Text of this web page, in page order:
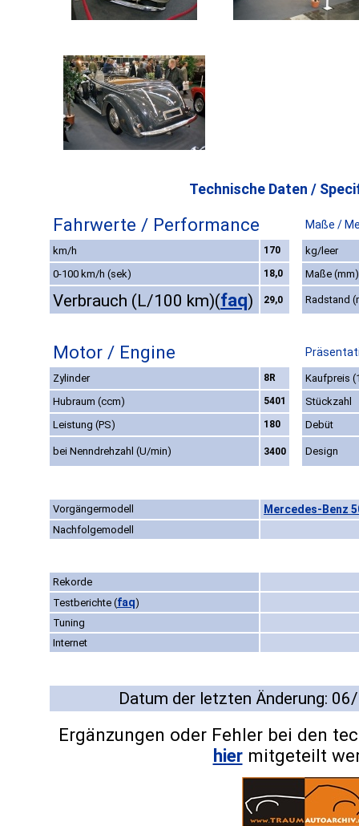
Technische Daten /
Fahrwerte / Performance Maße /
km/h 170
kg/leer
0-100 km/h (sek)
18,0 Maße (mm)
Verbrauch (L/100 km)(faq) 29,0 Radstand
Motor / Engine
Zylinder 8R
Kaufpreis
Hubraum (ccm)
5401
Stückzahl
Leistung (PS)
180 Debüt
bei Nenndrehzahl (U/min) 3400 Design
Vorgängermodell Mercedes-Benz
Nachfolgemodell
Rekorde
Testberichte (faq)
Tuning
Internet
Datum der letzten Änderung:
Ergänzungen oder Fehler bei den
hiermitgeteilt